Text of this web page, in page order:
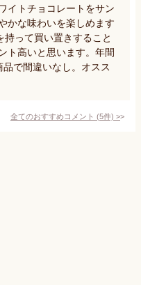
イトチョコレートをサン
かな味わいを楽しめます
って買い置きすること
ト高いと思います。年間
で間違いなし。オスス
全てのおすすめコメント (5件) >